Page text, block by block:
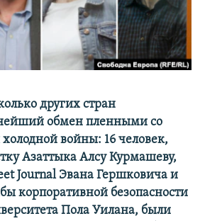
других стран
обмен пленными со
войны: 16 человек,
Азаттыка Алсу Курмашеву,
Journal Эвана Гершковича и
корпоративной безопасности
Пола Уилана, были